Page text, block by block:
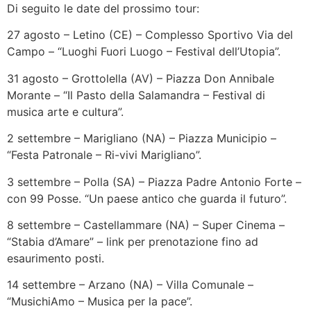
Di seguito le date del prossimo tour:
27 agosto – Letino (CE) – Complesso Sportivo Via del
Campo – “Luoghi Fuori Luogo – Festival dell’Utopia”.
31 agosto – Grottolella (AV) – Piazza Don Annibale
Morante – “Il Pasto della Salamandra – Festival di
musica arte e cultura”.
2 settembre – Marigliano (NA) – Piazza Municipio –
“Festa Patronale – Ri-vivi Marigliano”.
3 settembre – Polla (SA) – Piazza Padre Antonio Forte –
con 99 Posse. “Un paese antico che guarda il futuro”.
8 settembre – Castellammare (NA) – Super Cinema –
“Stabia d’Amare” – link per prenotazione fino ad
esaurimento posti.
14 settembre – Arzano (NA) – Villa Comunale –
“MusichiAmo – Musica per la pace”.